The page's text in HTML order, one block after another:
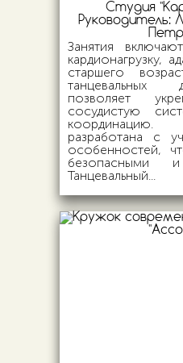
Студия
Руководитель:
Занятия
кардионагрузку,
старшего
танцевальных
позволяет
сосудистую
разработана с
особенностей,
безопасными
Танцевальный...